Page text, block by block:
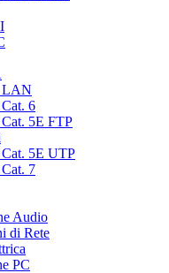
LAN
6
5E FTP
5E UTP
7
Audio
di Rete
PC